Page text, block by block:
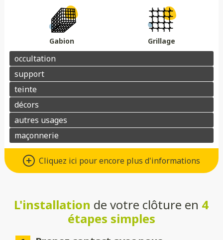
Gabion Grillage
Cliquez ici pour encore plus d'informations
Un grand choix de matériaux de
qualité
: moderne, léger et résistant à la corrosion.
Composite
L'installation de votre clôture en 4
étapes simples